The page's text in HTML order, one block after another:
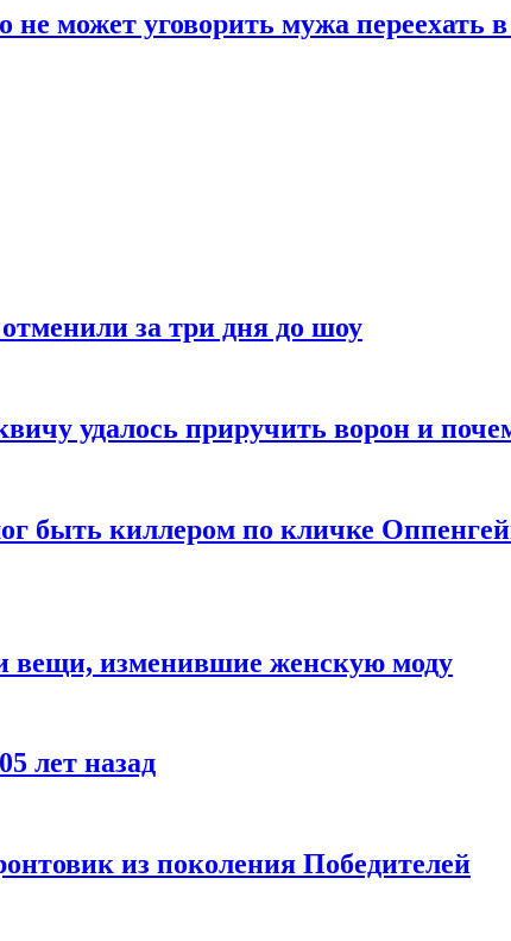
не может уговорить мужа переехать
за три дня до шоу
удалось приручить ворон и
быть киллером по кличке
вещи, изменившие женскую моду
лет назад
из поколения Победителей